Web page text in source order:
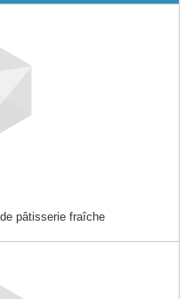
pâtisserie fraîche